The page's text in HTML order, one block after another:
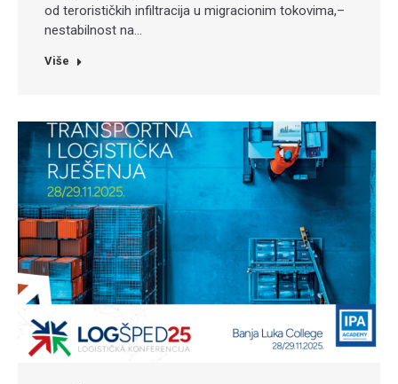
od terorističkih infiltracija u migracionim tokovima,–
nestabilnost na…
Više